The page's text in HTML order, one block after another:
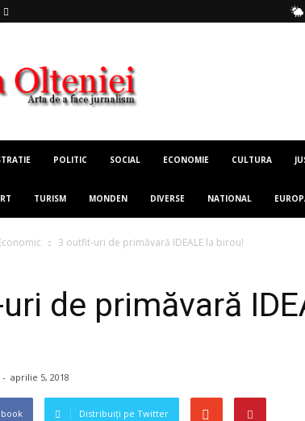
POLITIC SOCIAL ECONOMIE CULTURA
TURISM MONDEN DIVERSE NATIONAL
3 outfit-uri de primăvară IDEALE la birou!
de primăvară
- aprilie 5, 2018
Distribuiți pe Twitter